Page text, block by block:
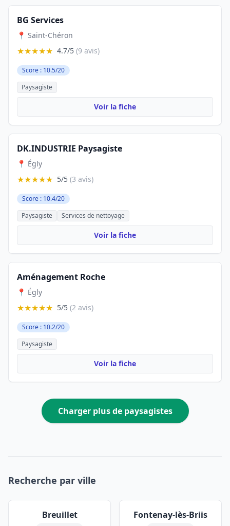
BG Services
📍 Saint-Chéron
★★★★★ 4.7/5 (9 avis)
Score : 10.5/20
Paysagiste
Voir la fiche
DK.INDUSTRIE Paysagiste
📍 Égly
★★★★★ 5/5 (3 avis)
Score : 10.4/20
Paysagiste
Services de nettoyage
Voir la fiche
Aménagement Roche
📍 Égly
★★★★★ 5/5 (2 avis)
Score : 10.2/20
Paysagiste
Voir la fiche
Charger plus de paysagistes
Recherche par ville
Breuillet Fontenay-lès-Briis